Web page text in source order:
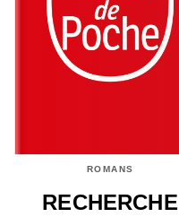
ROMANS
RECHERCHE